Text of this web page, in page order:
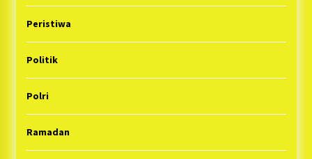
Peristiwa
Politik
Polri
Ramadan